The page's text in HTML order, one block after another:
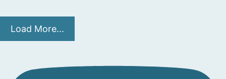
Load More...